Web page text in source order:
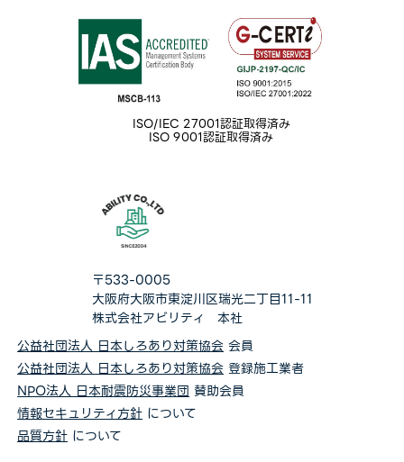
ISO/IEC 27001認証取得済み
ISO 9001認証取得済み
〒533-0005
大阪府大阪市東淀川区瑞光二丁目11-11
株式会社アビリティ 本社
公益社団法人 日本しろあり対策協会 会員
公益社団法人 日本しろあり対策協会 登録施工業者
NPO法人 日本耐震防災事業団 賛助会員
情報セキュリティ方針 について
品質方針 について